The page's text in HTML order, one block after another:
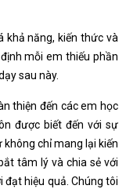
khả năng, kiến thức và
mỗi em thiếu phần
sau này.
thiện đến các em học
được biết đến với sự
chỉ mang lại kiến
tâm lý và chia sẻ với
hiệu quả. Chúng tôi